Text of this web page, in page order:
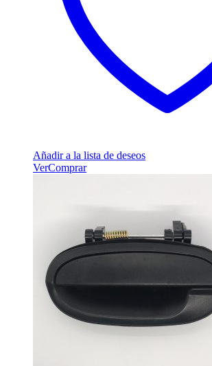
Añadir a la lista de deseos
VerComprar